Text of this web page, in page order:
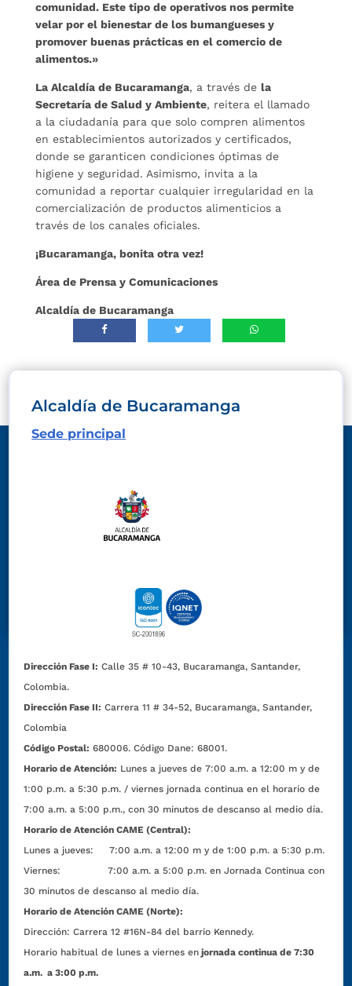
comunidad. Este tipo de operativos nos permite
velar por el bienestar de los bumangueses y
promover buenas prácticas en el comercio de
alimentos.»
La Alcaldía de Bucaramanga, a través de la
Secretaría de Salud y Ambiente, reitera el llamado
a la ciudadanía para que solo compren alimentos
en establecimientos autorizados y certificados,
donde se garanticen condiciones óptimas de
higiene y seguridad. Asimismo, invita a la
comunidad a reportar cualquier irregularidad en la
comercialización de productos alimenticios a
través de los canales oficiales.
¡Bucaramanga, bonita otra vez!
Área de Prensa y Comunicaciones
Alcaldía de Bucaramanga
Alcaldía de Bucaramanga
Sede principal
Dirección Fase I: Calle 35 # 10-43, Bucaramanga, Santander,
Colombia.
Dirección Fase II: Carrera 11 # 34-52, Bucaramanga, Santander,
Colombia
Código Postal: 680006. Código Dane: 68001.
Horario de Atención: Lunes a jueves de 7:00 a.m. a 12:00 m y de
1:00 p.m. a 5:30 p.m. / viernes jornada continua en el horario de
7:00 a.m. a 5:00 p.m., con 30 minutos de descanso al medio día.
Horario de Atención CAME (Central):
Lunes a jueves: 7:00 a.m. a 12:00 m y de 1:00 p.m. a 5:30 p.m.
Viernes: 7:00 a.m. a 5:00 p.m. en Jornada Continua con
30 minutos de descanso al medio día.
Horario de Atención CAME (Norte):
Dirección:Carrera 12 #16N-84 del barrio Kennedy.
Horario habitual de lunes a viernes en jornada continua de 7:30
a.m. a 3:00 p.m.